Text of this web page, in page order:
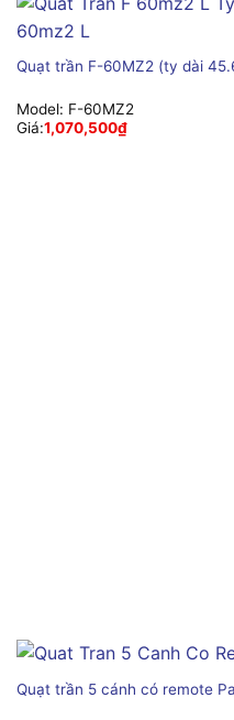
Quạt trần F-60MZ2 (ty dài
Model: F-60MZ2
Giá:1,070,500₫
Quạt trần 5 cánh có remote